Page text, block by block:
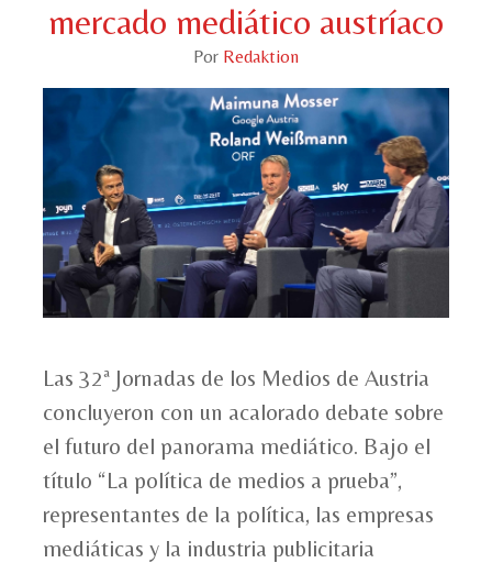
mercado mediático austríaco
Por Redaktion
Las 32ª Jornadas de los Medios de Austria
concluyeron con un acalorado debate sobre
el futuro del panorama mediático. Bajo el
título “La política de medios a prueba”,
representantes de la política, las empresas
mediáticas y la industria publicitaria